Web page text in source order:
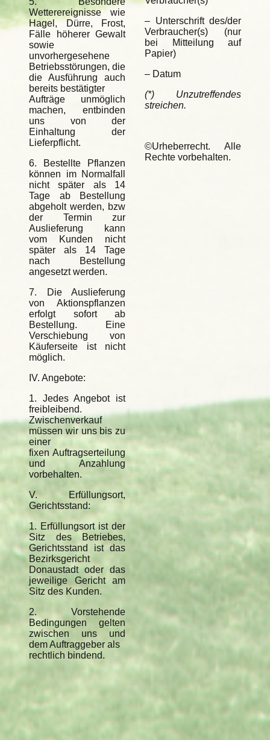
Wetterereignisse wie
Hagel, Dürre, Frost,
Fälle höherer Gewalt
sowie
unvorhergesehene
Betriebsstörungen, die
die Ausführung auch
bereits bestätigter
Aufträge unmöglich
machen, entbinden
uns von der
Einhaltung der
Lieferpflicht.
6. Bestellte Pflanzen
können im Normalfall
nicht später als 14
Tage ab Bestellung
abgeholt werden, bzw
der Termin zur
Auslieferung kann
vom Kunden nicht
später als 14 Tage
nach Bestellung
angesetzt werden.
7. Die Auslieferung
von Aktionspflanzen
erfolgt sofort ab
Bestellung. Eine
Verschiebung von
Käuferseite ist nicht
möglich.
IV. Angebote:
1. Jedes Angebot ist
freibleibend.
Zwischenverkauf
müssen wir uns bis zu
einer
fixen Auftragserteilung
und Anzahlung
vorbehalten.
V. Erfüllungsort,
Gerichtsstand:
1. Erfüllungsort ist der
Sitz des Betriebes,
Gerichtsstand ist das
Bezirksgericht
Donaustadt oder das
jeweilige Gericht am
Sitz des Kunden.
2. Vorstehende
Bedingungen gelten
zwischen uns und
dem Auftraggeber als
rechtlich bindend.
– Unterschrift des/der
Verbraucher(s) (nur
bei Mitteilung auf
Papier)
– Datum
(*) Unzutreffendes
streichen.
©Urheberrecht. Alle
Rechte vorbehalten.